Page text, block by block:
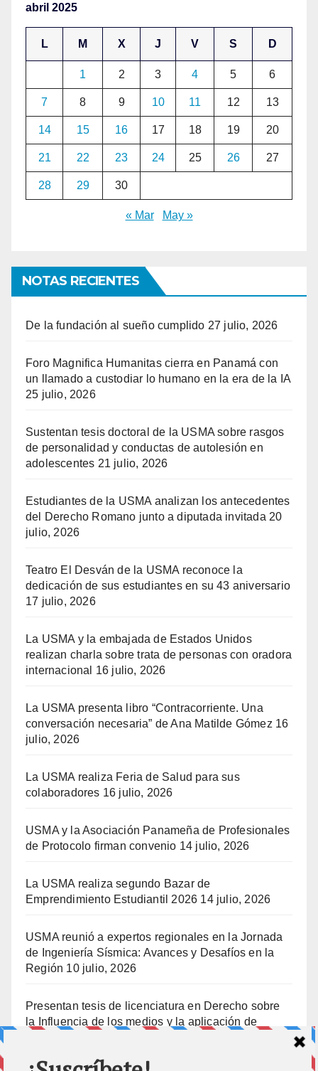
abril 2025
L M X J V S D
1 2 3 4 5 6
7 8 9 10 11 12 13
14 15 16 17 18 19 20
21 22 23 24 25 26 27
28 29 30
« Mar May »
NOTAS RECIENTES
De la fundación al sueño cumplido 27 julio, 2026
Foro Magnifica Humanitas cierra en Panamá con
un llamado a custodiar lo humano en la era de la IA
25 julio, 2026
Sustentan tesis doctoral de la USMA sobre rasgos
de personalidad y conductas de autolesión en
adolescentes 21 julio, 2026
Estudiantes de la USMA analizan los antecedentes
del Derecho Romano junto a diputada invitada 20
julio, 2026
Teatro El Desván de la USMA reconoce la
dedicación de sus estudiantes en su 43 aniversario
17 julio, 2026
La USMA y la embajada de Estados Unidos
realizan charla sobre trata de personas con oradora
internacional
16 julio, 2026
La USMA presenta libro “Contracorriente. Una
conversación necesaria” de Ana Matilde Gómez 16
julio, 2026
La USMA realiza Feria de Salud para sus
colaboradores 16 julio, 2026
USMA y la Asociación Panameña de Profesionales
de Protocolo firman convenio 14 julio, 2026
La USMA realiza segundo Bazar de
Emprendimiento Estudiantil 2026 14 julio, 2026
USMA reunió a expertos regionales en la Jornada
de Ingeniería Sísmica: Avances y Desafíos en la
Región 10 julio, 2026
Presentan tesis de licenciatura en Derecho sobre
la Influencia de los medios y la aplicación de